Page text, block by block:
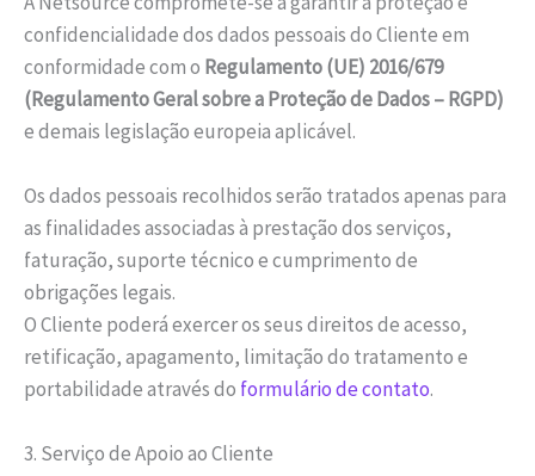
confidencialidade dos dados pessoais do Cliente em
conformidade com o Regulamento (UE) 2016/679
(Regulamento Geral sobre a Proteção de Dados – RGPD)
e demais legislação europeia aplicável.
Os dados pessoais recolhidos serão tratados apenas para
as finalidades associadas à prestação dos serviços,
faturação, suporte técnico e cumprimento de
obrigações legais.
O Cliente poderá exercer os seus direitos de acesso,
retificação, apagamento, limitação do tratamento e
portabilidade através do formulário de contato.
3. Serviço de Apoio ao Cliente